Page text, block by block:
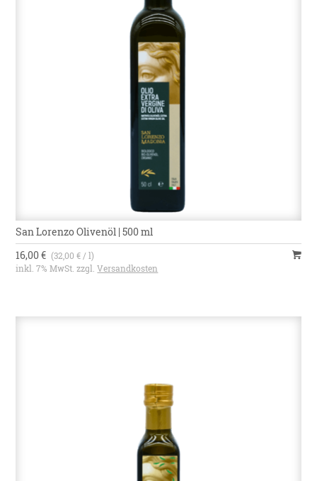
San Lorenzo Olivenöl | 500 ml
16,00 € (32,00 € / l)
inkl. 7% MwSt. zzgl.Versandkosten